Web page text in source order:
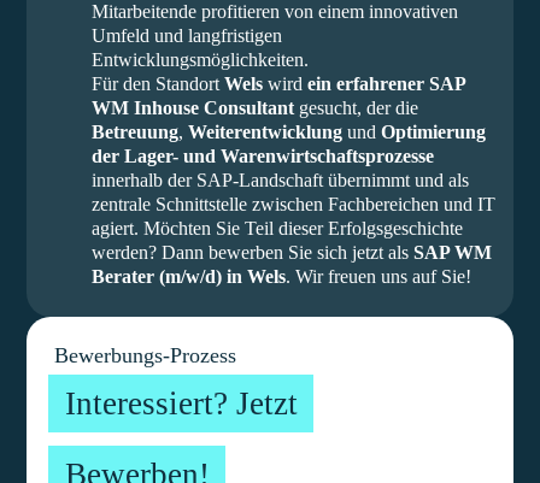
Mitarbeitende profitieren von einem innovativen
Umfeld und langfristigen
Entwicklungsmöglichkeiten.
Für den Standort Wels wird ein erfahrener SAP
WM Inhouse Consultant gesucht, der die
Betreuung, Weiterentwicklung und Optimierung
der Lager- und Warenwirtschaftsprozesse
innerhalb der SAP-Landschaft übernimmt und als
zentrale Schnittstelle zwischen Fachbereichen und IT
agiert. Möchten Sie Teil dieser Erfolgsgeschichte
werden? Dann bewerben Sie sich jetzt als SAP WM
Berater (m/w/d) in Wels. Wir freuen uns auf Sie!
Bewerbungs-Prozess
Interessiert? Jetzt
Bewerben!